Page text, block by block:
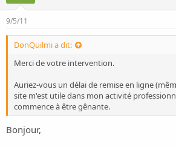
9/5/11
DonQuilmi a dit:
Merci de votre intervention.
Auriez-vous un délai de remise en ligne
site m'est utile dans mon activité
commence à être gênante.
Bonjour,